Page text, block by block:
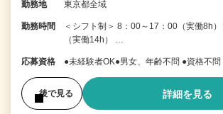
勤務地 東京都全域
勤務時間
＜シフト制＞ 8：00～17：00（実働8h
（実働14h） …
応募資格 ●未経験者OK●男女、年齢不問 ●資格不問
後で見る 詳細を見る